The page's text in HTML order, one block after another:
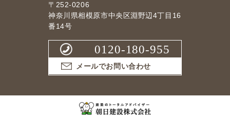
〒252-0206
神奈川県相模原市中央区淵野辺4丁目16
番14号
0120-180-955
メールでお問い合わせ